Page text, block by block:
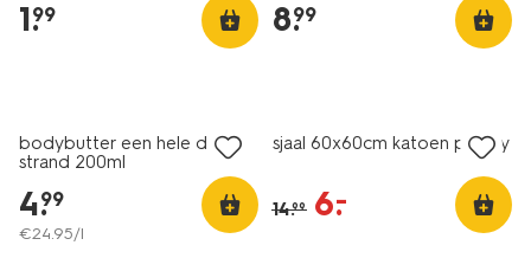
1.
99 8.
99
bodybutter een hele dag
strand 200ml
4.
99
€24.95/l
sjaal 60x60cm katoen paisley
14.99 6.
–